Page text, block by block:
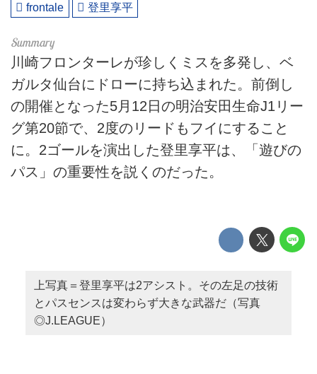
frontale
登里享平
川崎フロンターレが珍しくミスを多発し、ベ
ガルタ仙台にドローに持ち込まれた。前倒し
の開催となった5月12日の明治安田生命J1リー
グ第20節で、2度のリードもフイにすること
に。2ゴールを演出した登里享平は、「遊びの
パス」の重要性を説くのだった。
上写真＝登里享平は2アシスト。その左足の技術
とパスセンスは変わらず大きな武器だ（写真
◎J.LEAGUE）